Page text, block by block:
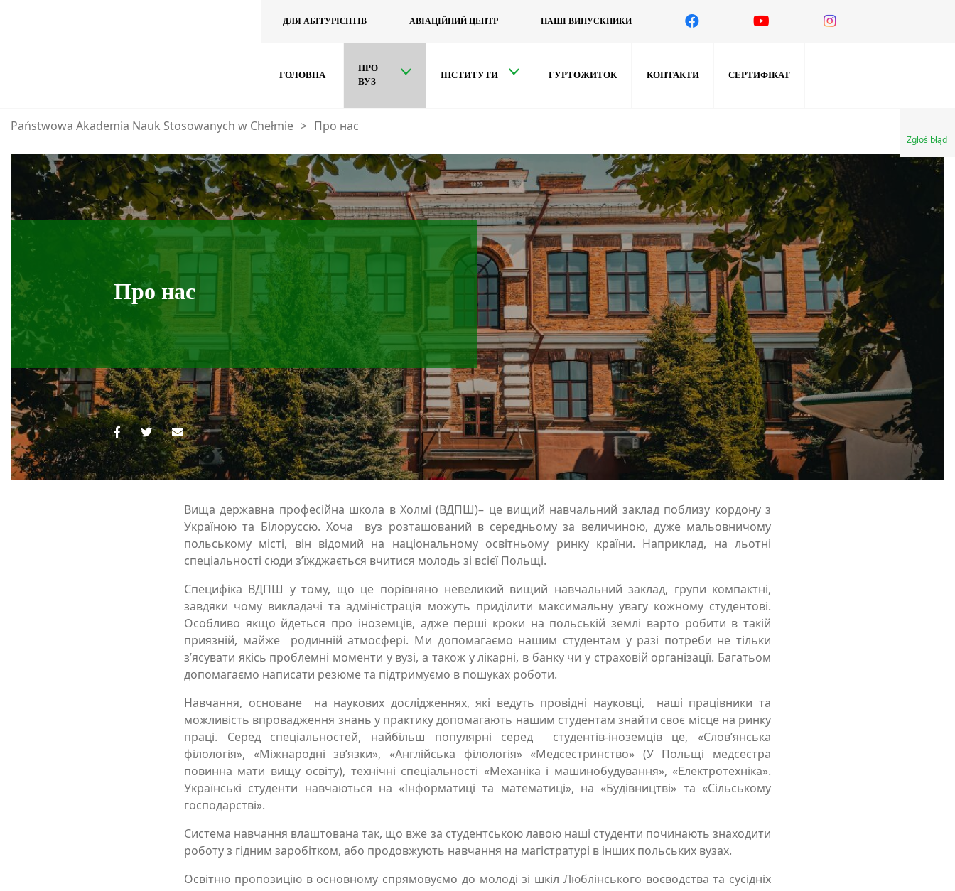
ДЛЯ АБІТУРІЄНТІВ АВІАЦІЙНИЙ ЦЕНТР НАШІ ВИПУСКНИКИ
ГОЛОВНА
ПРО
ВУЗ
ІНСТИТУТИ ГУРТОЖИТОК КОНТАКТИ СЕРТИФІКАТ
Zgłoś błąd
Państwowa Akademia Nauk Stosowanych w Chełmie > Про нас
Про нас
Вища державна професійна школа в Холмі (ВДПШ)– це вищий навчальний заклад поблизу кордону з
Україною та Білоруссю. Хочa вуз розташований в середньому за величиною, дуже мальовничому
польському місті, він відомий на національному освітньому ринку країни. Наприклад, на льотні
спеціальності сюди з’їжджається вчитися молодь зі всієї Польщі.
Специфіка ВДПШ у тому, що це порівняно невеликий вищий навчальний заклад, групи компактні,
завдяки чому викладачі та адміністрація можуть приділити максимальну увагу кожному студентові.
Особливо якщо йдеться про іноземців, адже перші кроки на польській землі варто робити в такій
приязній, майже родинній атмосфері. Ми допомагаємо нашим студентам у разі потреби не тільки
з’ясувати якісь проблемні моменти у вузі, а також у лікарні, в банку чи у страховій організації. Багатьом
допомагаємо написати резюме та підтримуємо в пошуках роботи.
Навчання, основане на наукових дослідженнях, які ведуть провідні науковці, наші працівники та
можливість впровадження знань у практику допомагають нашим студентам знайти своє місце на ринку
праці. Серед спеціальностей, найбільш популярні серед студентів-іноземців це, «Слов’янська
філологія», «Міжнародні зв’язки», «Англійська філологія» «Медсестринство» (У Польщі медсестра
повинна мати вищу освіту), технічні спеціальності «Механіка і машинобудування», «Електротехніка».
Українські студенти навчаються на «Інформатиці та математиці», на «Будівництві» та «Сільському
господарстві».
Система навчання влаштована так, що вже за студентською лавою наші студенти починають знаходити
роботу з гідним заробітком, або продовжують навчання на магістратурі в інших польських вузах.
Освітню пропозицію в основному спрямовуємо до молоді зі шкіл Люблінського воєводства та сусідніх